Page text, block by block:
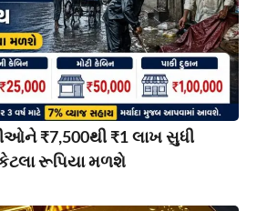
₹7,500થી ₹1 લાખ સુધી
રૂપિયા મળશે